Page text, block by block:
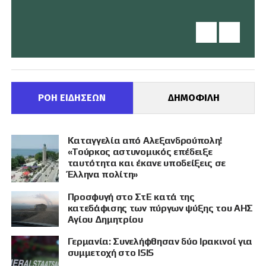
ΡΟΗ ΕΙΔΗΣΕΩΝ ΔΗΜΟΦΙΛΗ
Καταγγελία από Αλεξανδρούπολη!
«Τούρκος αστυνομικός επέδειξε
ταυτότητα και έκανε υποδείξεις σε
Έλληνα πολίτη»
Προσφυγή στο ΣτΕ κατά της
κατεδάφισης των πύργων ψύξης του ΑΗΣ
Αγίου Δημητρίου
Γερμανία: Συνελήφθησαν δύο Ιρακινοί για
συμμετοχή στο ISIS